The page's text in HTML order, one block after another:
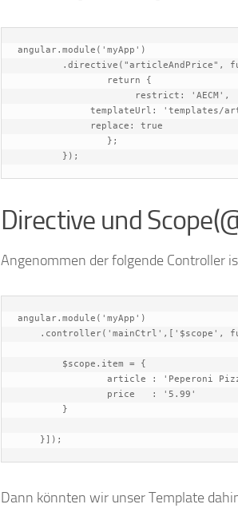
angular.module('myApp')
	});
Directive und
Angenommen der folgende Controller
angular.module('myApp')
    }]);
Dann könnten wir unser Template